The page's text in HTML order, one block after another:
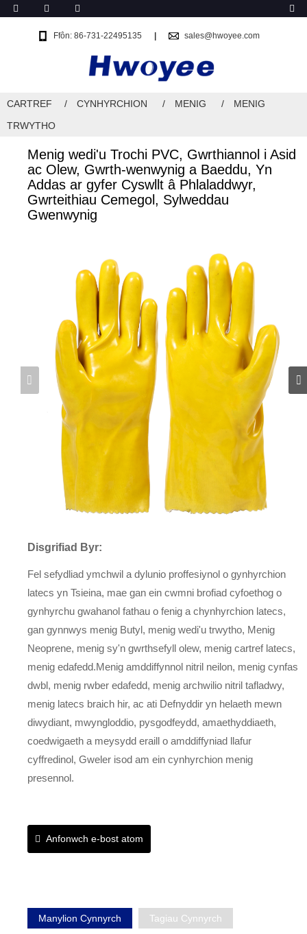
Ffôn: 86-731-22495135 sales@hwoyee.com
CARTREF CYNHYRCHION MENIG
MENIG
TRWYTHO
Menig wedi'u Trochi PVC, Gwrthiannol i Asid
ac Olew, Gwrth-wenwynig a Baeddu, Yn
Addas ar gyfer Cyswllt â Phlaladdwyr,
Gwrteithiau Cemegol, Sylweddau
Gwenwynig
Disgrifiad Byr:
Fel sefydliad ymchwil a dylunio proffesiynol o gynhyrchion
latecs yn Tsieina, mae gan ein cwmni brofiad cyfoethog o
gynhyrchu gwahanol fathau o fenig a chynhyrchion latecs,
gan gynnwys menig Butyl, menig wedi'u trwytho, Menig
Neoprene, menig sy'n gwrthsefyll olew, menig cartref latecs,
menig edafedd.Menig amddiffynnol nitril neilon, menig cynfas
dwbl, menig rwber edafedd, menig archwilio nitril tafladwy,
menig latecs braich hir, ac ati Defnyddir yn helaeth mewn
diwydiant, mwyngloddio, pysgodfeydd, amaethyddiaeth,
coedwigaeth a meysydd eraill o amddiffyniad llafur
cyffredinol, Gweler isod am ein cynhyrchion menig
presennol.
Anfonwch e-bost atom
Manylion Cynnyrch Tagiau Cynnyrch